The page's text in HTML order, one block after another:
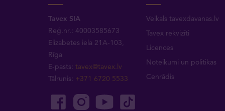
Tavex SIA
Reģ.nr.: 40003585673
Elizabetes iela 21A-103,
Rīga
E-pasts: tavex@tavex.lv
Tālrunis: +371 6720 5533
Veikals tavexdavanas.lv
Tavex rekvizīti
Licences
Noteikumi un politikas
Cenrādis